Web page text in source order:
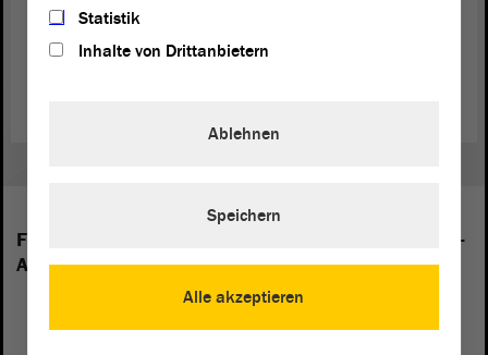
die fünf genannten Beitrittsprioritäten anknüpfen.
Folgende Fraktionen sind im Landtag von Sachsen-
Anhalt vertreten:
Statistik
Inhalte von Drittanbietern
Alle akzeptieren
Ablehnen
Speichern